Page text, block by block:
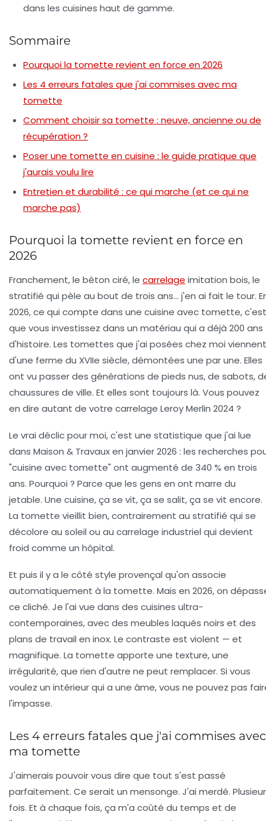
dans les cuisines haut de gamme.
Sommaire
Pourquoi la tomette revient en force en 2026
Les 4 erreurs fatales que j'ai commises avec ma
tomette
Comment choisir sa tomette : neuve, ancienne ou de
récupération ?
Poser une tomette en cuisine : le guide pratique que
j'aurais voulu lire
Entretien et durabilité : ce qui marche (et ce qui ne
marche pas)
Pourquoi la tomette revient en force en
2026
Franchement, le béton ciré, le carrelage imitation bois, le
stratifié qui pèle au bout de trois ans… j'en ai fait le tour.
2026, ce qui compte dans une cuisine avec tomette, c'est
que vous investissez dans un matériau qui a déjà 200 ans
d'histoire. Les tomettes que j'ai posées chez moi viennent
d'une ferme du XVIIe siècle, démontées une par une. Elles
ont vu passer des générations de pieds nus, de sabots,
chaussures de ville. Et elles sont toujours là. Vous pouvez
en dire autant de votre carrelage Leroy Merlin 2024 ?
Le vrai déclic pour moi, c'est une statistique que j'ai lue
dans Maison & Travauxen janvier 2026 : les recherches
"cuisine avec tomette" ont augmenté de 340 % en trois
ans. Pourquoi ? Parce que les gens en ont marre du
jetable. Une cuisine, ça se vit, ça se salit, ça se vit encore.
La tomette vieillit bien, contrairement au stratifié qui se
décolore au soleil ou au carrelage industriel qui devient
froid comme un hôpital.
Et puis il y a le côté style provençal qu'on associe
automatiquement à la tomette. Mais en 2026, on
ce cliché. Je l'ai vue dans des cuisines ultra-
contemporaines, avec des meubles laqués noirs et des
plans de travail en inox. Le contraste est violent — et
magnifique. La tomette apporte une texture, une
irrégularité, que rien d'autre ne peut remplacer. Si vous
voulez un intérieur qui a une âme, vous ne pouvez pas
l'impasse.
Les 4 erreurs fatales que j'ai commises avec
ma tomette
J'aimerais pouvoir vous dire que tout s'est passé
parfaitement. Ce serait un mensonge. J'ai merdé.
fois. Et à chaque fois, ça m'a coûté du temps et de